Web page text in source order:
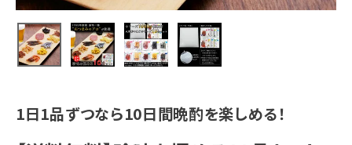
1日1品ずつなら10日間晩酌を楽しめる！